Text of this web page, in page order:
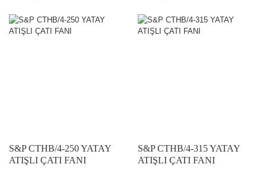
S&P CTHB/4-250 YATAY
ATIŞLI ÇATI FANI
S&P CTHB/4-315 YATAY
ATIŞLI ÇATI FANI